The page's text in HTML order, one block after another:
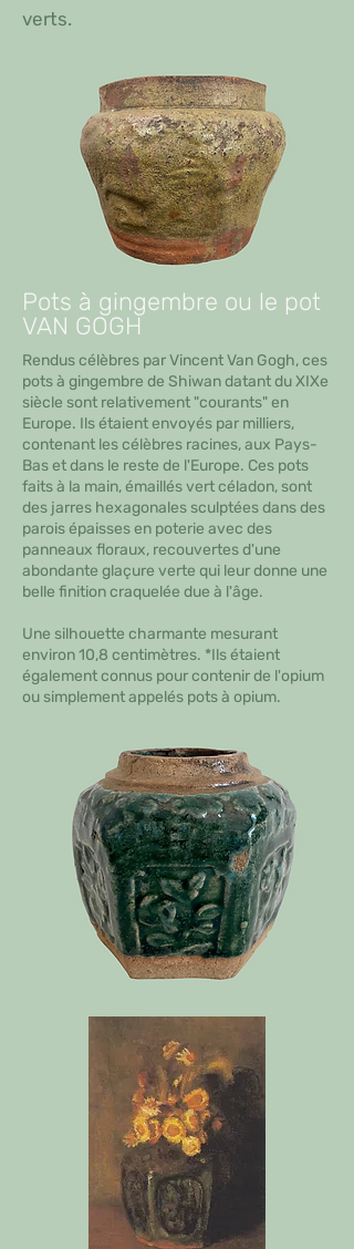
verts.
Pots à gingembre ou le pot
VAN GOGH
Rendus célèbres par Vincent Van Gogh, ces
pots à gingembre de Shiwan datant du XIXe
siècle sont relativement "courants" en
Europe. Ils étaient envoyés par milliers,
contenant les célèbres racines, aux Pays-
Bas et dans le reste de l'Europe. Ces pots
faits à la main, émaillés vert céladon, sont
des jarres hexagonales sculptées dans des
parois épaisses en poterie avec des
panneaux floraux, recouvertes d'une
abondante glaçure verte qui leur donne une
belle finition craquelée due à l'âge.
Une silhouette charmante mesurant
environ 10,8 centimètres. *Ils étaient
également connus pour contenir de l'opium
ou simplement appelés pots à opium.